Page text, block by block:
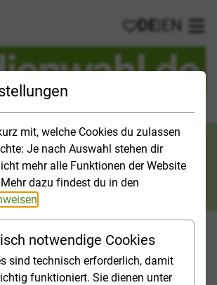
mit, welche Cookies du zulassen
Je nach Auswahl stehen dir
mehr alle Funktionen der Website
dazu findest du in den
notwendige Cookies
sind technisch erforderlich, damit
funktioniert. Sie dienen unter
Meine
DE EN
Studieninfos Studienfelder